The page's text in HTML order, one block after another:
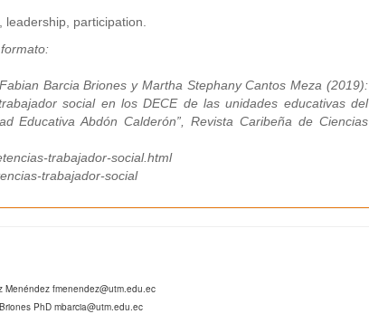
participation.
Barcia Briones y Martha Stephany Cantos Meza (2019):
social en los DECE de las unidades educativas del
Educativa Abdón Calderón”, Revista Caribeña de Ciencias
trabajador-social.html
trabajador-social
Menéndez fmenendez@utm.edu.ec
PhD mbarcia@utm.edu.ec